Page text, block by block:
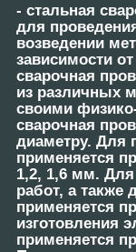
- стальная
для
возведении
зависимости
сварочная
из различных
своими
сварочная
диаметру. Для
применяется
1,2, 1,6 мм.
работ, а
применяется
изготовления
применяется